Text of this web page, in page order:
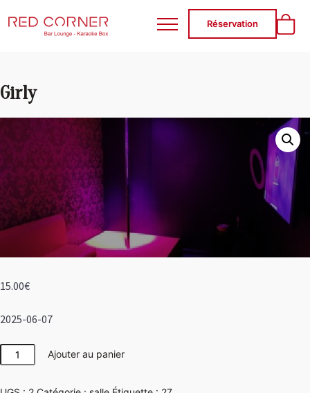
RED CORNER
Réservation
Girly
15.00€
2025-06-07
quantité
de
Ajouter au panier